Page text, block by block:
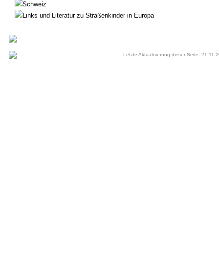
Schweiz
Links und Literatur zu Straßenkinder in Europa
Letzte Aktualisierung dieser Seite: